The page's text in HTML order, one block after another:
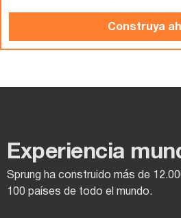
Construya
Experiencia
Sprung ha construido más de
100 países de todo el mundo.